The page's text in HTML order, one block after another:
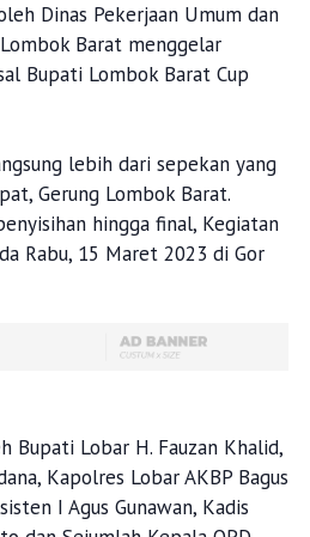
Dinas Pekerjaan Umum dan
Barat menggelar
Bupati Lombok Barat Cup
lebih dari sepekan yang
Gerung Lombok Barat.
hingga final, Kegiatan
Rabu, 15 Maret 2023 di Gor
Bupati Lobar H. Fauzan Khalid,
Kapolres Lobar AKBP Bagus
I Agus Gunawan, Kadis